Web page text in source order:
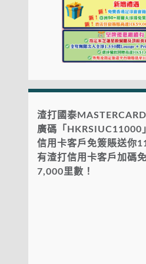
渣打國泰
廣碼「HKRSIUC11000
信用卡客戶免簽賬送你
有渣打信用卡客戶加碼
7,000里數！